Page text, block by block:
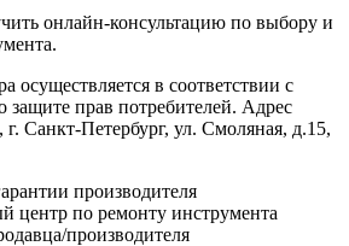
онлайн-консультацию по выбору и
осуществляется в соответствии с
защите прав потребителей. Адрес
Санкт-Петербург, ул. Смоляная, д.15,
производителя
центр по ремонту инструмента
производителя